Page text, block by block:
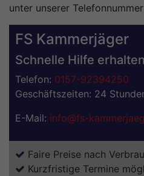
unter unserer
FS Kammerjäger
Schnelle Hilfe
Telefon: 0157-92394250
Geschäftszeiten: 24
E-Mail: info@fs-
Faire Preise nach
Kurzfristige Termine